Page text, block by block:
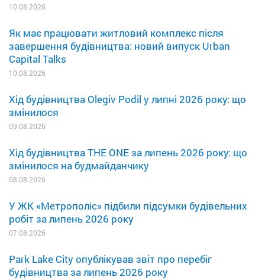
10.08.2026
Як має працювати житловий комплекс після
завершення будівництва: новий випуск Urban
Capital Talks
10.08.2026
Хід будівництва Olegiv Podil у липні 2026 року: що
змінилося
09.08.2026
Хід будівництва THE ONE за липень 2026 року: що
змінилося на будмайданчику
08.08.2026
У ЖК «Метрополіс» підбили підсумки будівельних
робіт за липень 2026 року
07.08.2026
Park Lake City опублікував звіт про перебіг
будівництва за липень 2026 року